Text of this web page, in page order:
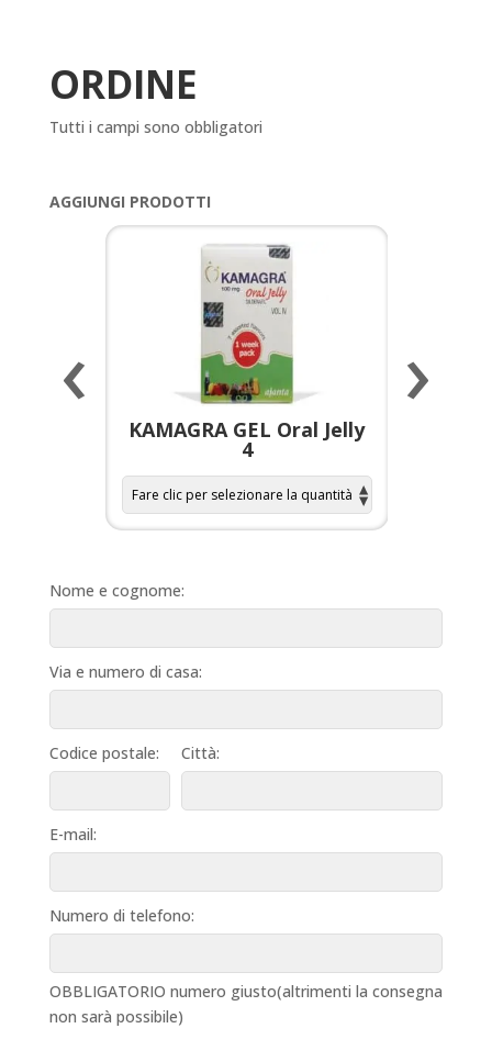
ORDINE
Tutti i campi sono obbligatori
AGGIUNGI PRODOTTI
KAMAGRA GEL Oral Jelly
4
‹ ›
Nome e cognome:
Via e numero di casa:
Codice postale: Città:
E-mail:
Numero di telefono:
OBBLIGATORIO numero giusto(altrimenti la consegna
non sarà possibile)